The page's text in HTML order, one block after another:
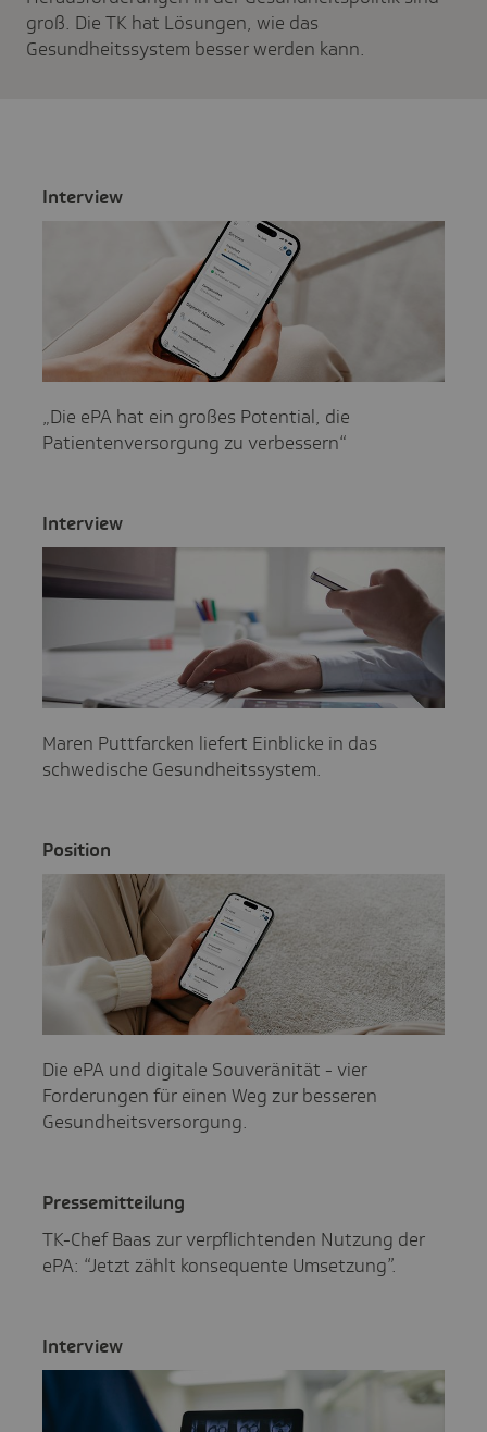
groß. Die TK hat Lösungen, wie das
Gesundheitssystem besser werden kann.
Inter­view
„Die ePA hat ein großes Potential, die
Patientenversorgung zu verbessern“
Inter­view
Maren Puttfarcken liefert Einblicke in das
schwedische Gesundheitssystem.
Posi­tion
Die ePA und digitale Souveränität - vier
Forderungen für einen Weg zur besseren
Gesundheitsversorgung.
Pres­se­mit­tei­lung
TK-Chef Baas zur verpflichtenden Nutzung der
ePA: “Jetzt zählt konsequente Umsetzung”.
Inter­view